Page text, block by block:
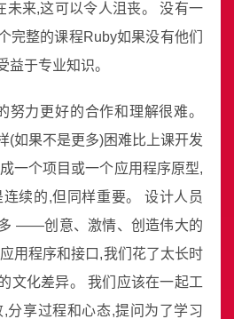
未来,这可以令人沮丧。 没有一
完整的课程Ruby如果没有他们
益于专业知识。
努力更好的合作和理解很难。
(如果不是更多)困难比上课开发
一个项目或一个应用程序原型,
续的,但同样重要。 设计人员
——创意、激情、创造伟大的
用程序和接口,我们花了太长时
文化差异。 我们应该在一起工
分享过程和心态,提问为了学习